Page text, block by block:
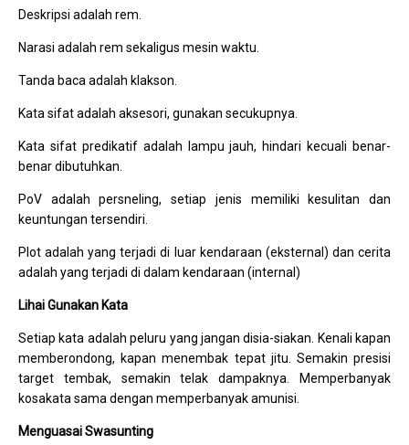
Deskripsi adalah rem.
Narasi adalah rem sekaligus mesin waktu.
Tanda baca adalah klakson.
Kata sifat adalah aksesori, gunakan secukupnya.
Kata sifat predikatif adalah lampu jauh, hindari kecuali benar-
benar dibutuhkan.
PoV adalah persneling, setiap jenis memiliki kesulitan dan
keuntungan tersendiri.
Plot adalah yang terjadi di luar kendaraan (eksternal) dan cerita
adalah yang terjadi di dalam kendaraan (internal)
Lihai Gunakan Kata
Setiap kata adalah peluru yang jangan disia-siakan. Kenali kapan
memberondong, kapan menembak tepat jitu. Semakin presisi
target tembak, semakin telak dampaknya. Memperbanyak
kosakata sama dengan memperbanyak amunisi.
Menguasai Swasunting